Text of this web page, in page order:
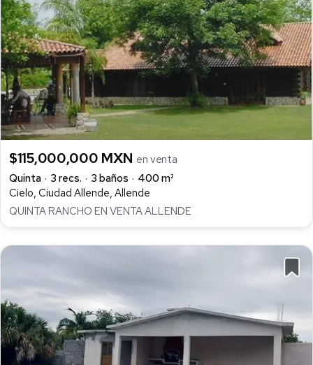
$115,000,000 MXN en venta
Quinta
3 recs. 3 baños
400 m²
Cielo, Ciudad Allende, Allende
QUINTA RANCHO EN VENTA ALLENDE